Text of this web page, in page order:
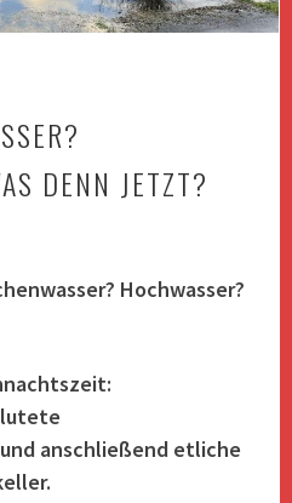
DENN JETZT?
Hochwasser?
anschließend etliche